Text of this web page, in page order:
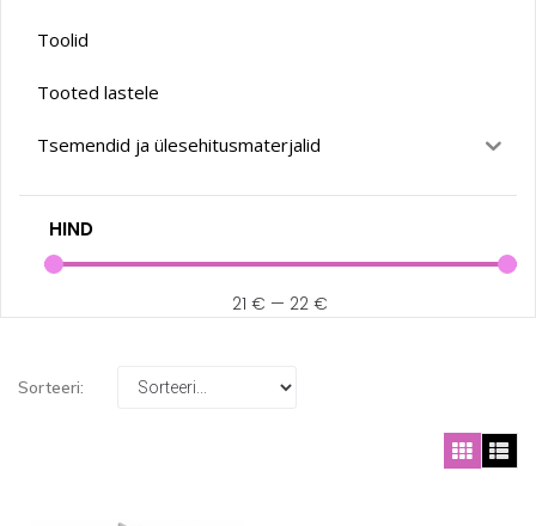
Toolid
Tooted lastele
Tsemendid ja ülesehitusmaterjalid
HIND
21 € — 22 €
Sorteeri: